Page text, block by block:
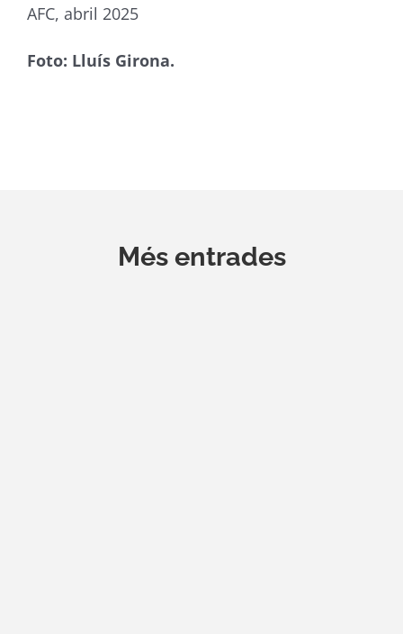
AFC, abril 2025
Foto: Lluís Girona.
Més entrades